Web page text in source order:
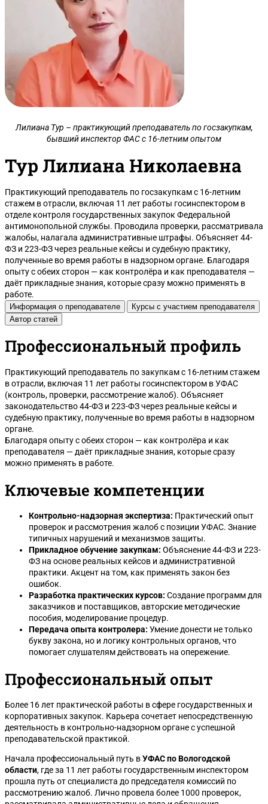
Лилиана Тур – практикующий преподаватель по госзакупкам,
бывший инспектор ФАС с 16-летним опытом
Тур Лилиана Николаевна
Практикующий преподаватель по госзакупкам с 16-летним
стажем в отрасли, включая 11 лет работы госинспектором в
отделе контроля государственных закупок Федеральной
антимонопольной службы. Проводила проверки, рассматривала
жалобы, налагала административные штрафы. Объясняет 44-
ФЗ и 223-ФЗ через реальные кейсы и судебную практику,
полученные во время работы в надзорном органе. Благодаря
опыту с обеих сторон — как контролёра и как преподавателя —
даёт прикладные знания, которые сразу можно применять в
работе.
Информация о преподавателе
Курсы с участием преподавателя
Автор статей
Профессиональный профиль
Практикующий преподаватель по закупкам с 16-летним стажем
в отрасли, включая 11 лет работы госинспектором в УФАС
(контроль, проверки, рассмотрение жалоб). Объясняет
законодательство 44-ФЗ и 223-ФЗ через реальные кейсы и
судебную практику, полученные во время работы в надзорном
органе.
Благодаря опыту с обеих сторон — как контролёра и как
преподавателя — даёт прикладные знания, которые сразу
можно применять в работе.
Ключевые компетенции
Контрольно-надзорная экспертиза: Практический опыт
проверок и рассмотрения жалоб с позиции УФАС. Знание
типичных нарушений и механизмов защиты.
Прикладное обучение закупкам: Объяснение 44-ФЗ и 223-
ФЗ на основе реальных кейсов и административной
практики. Акцент на том, как применять закон без
ошибок.
Разработка практических курсов: Создание программ для
заказчиков и поставщиков, авторские методические
пособия, моделирование процедур.
Передача опыта контролера: Умение донести не только
букву закона, но и логику контрольных органов, что
помогает слушателям действовать на опережение.
Профессиональный опыт
Более 16 лет практической работы в сфере государственных и
корпоративных закупок. Карьера сочетает непосредственную
деятельность в контрольно-надзорном органе с успешной
преподавательской практикой.
Начала профессиональный путь вУФАС по Вологодской
области, где за 11 лет работы государственным инспектором
прошла путь от специалиста до председателя комиссий по
рассмотрению жалоб. Лично провела более 1000 проверок,